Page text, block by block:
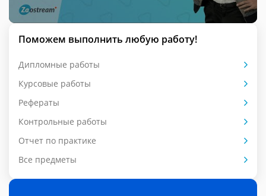
Поможем выполнить любую работу!
Дипломные работы
Курсовые работы
Рефераты
Контрольные работы
Отчет по практике
Все предметы